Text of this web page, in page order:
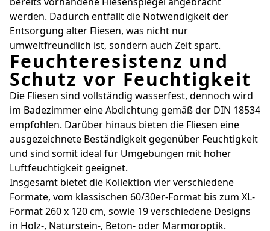
werden. Dadurch entfällt die Notwendigkeit der
Entsorgung alter Fliesen, was nicht nur
umweltfreundlich ist, sondern auch Zeit spart.
Feuchteresistenz und
Schutz vor Feuchtigkeit
Die Fliesen sind vollständig wasserfest, dennoch wird
im Badezimmer eine Abdichtung gemäß der DIN 18534
empfohlen. Darüber hinaus bieten die Fliesen eine
ausgezeichnete Beständigkeit gegenüber Feuchtigkeit
und sind somit ideal für Umgebungen mit hoher
Luftfeuchtigkeit geeignet.
Insgesamt bietet die Kollektion vier verschiedene
Formate, vom klassischen 60/30er-Format bis zum XL-
Format 260 x 120 cm, sowie 19 verschiedene Designs
in Holz-, Naturstein-, Beton- oder Marmoroptik.